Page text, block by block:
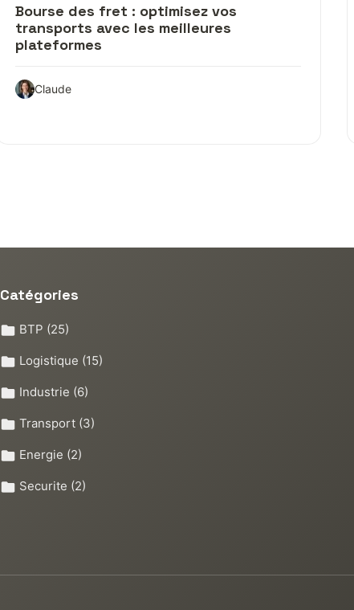
Bourse des fret : optimisez vos
transports avec les meilleures
plateformes
Claude
Catégories
BTP (25)
Logistique (15)
Industrie (6)
Transport (3)
Energie (2)
Securite (2)